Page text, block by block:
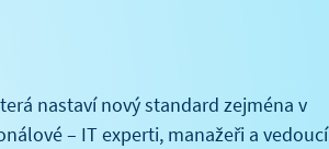
nastaví nový standard zejména v
– IT experti, manažeři a vedoucí